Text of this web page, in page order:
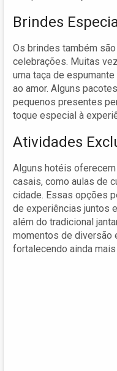
Brindes
Os brindes também
celebrações. Muitas
uma taça de
ao amor. Alguns
pequenos presentes
toque especial à
Atividades
Alguns hotéis
casais, como aulas de
cidade. Essas opções
de experiências juntos
além do tradicional
momentos de diversão
fortalecendo ainda